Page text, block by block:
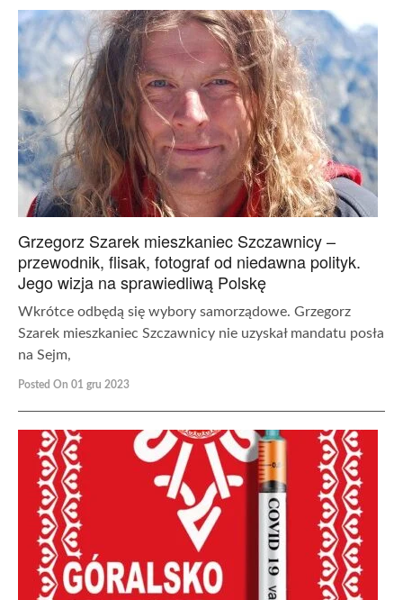
Grzegorz Szarek mieszkaniec Szczawnicy –
przewodnik, flisak, fotograf od niedawna polityk.
Jego wizja na sprawiedliwą Polskę
Wkrótce odbędą się wybory samorządowe. Grzegorz
Szarek mieszkaniec Szczawnicy nie uzyskał mandatu posła
na Sejm,
Posted On 01 gru 2023